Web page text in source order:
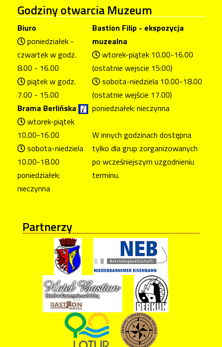
Godzinyotwarcia Muzeum
Biuro
poniedziałek -
czwartek w godz.
8.00 - 16.00
piątek w godz.
7.00 - 15.00
Brama Berlińska
wtorek-piątek
10.00-16.00
sobota-niedziela
10.00-18.00
poniedziałek:
nieczynna
Bastion Filip - ekspozycja
muzealna
wtorek-piątek 10.00-16.00
(ostatnie wejscie 15:00)
sobota-niedziela 10.00-18.00
(ostatnie wejście 17.00)
poniedziałek: nieczynna
W innych godzinach dostępna
tylko dla grup zorganizowanych
po wcześniejszym uzgodnieniu
terminu.
Partnerzy